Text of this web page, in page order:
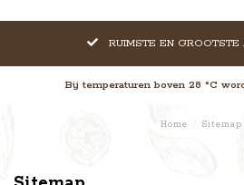
RUIMSTE EN GROOTSTE
Bij temperaturen boven 28 °C
Home / Sitemap